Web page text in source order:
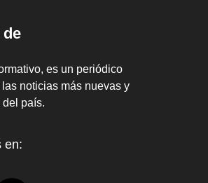
es un periódico
noticias más nuevas y
del país.
en: